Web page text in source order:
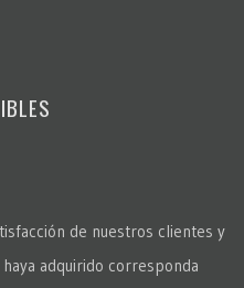
de nuestros clientes y
adquirido corresponda